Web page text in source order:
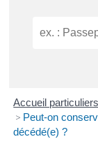
Accueil particuliers
> Peut-on
décédé(e) ?